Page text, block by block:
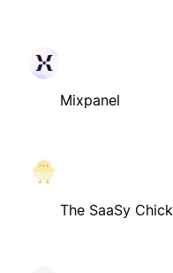
Mixpanel
The SaaSy Chick